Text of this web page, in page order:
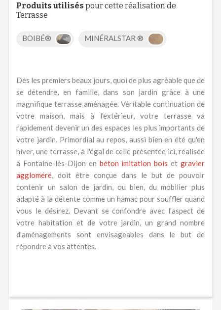
Produits utilisés pour cette réalisation de
Terrasse
BOIBÉ® MINÉRALSTAR ®
Dès les premiers beaux jours, quoi de plus agréable que de
se détendre, en famille, dans son jardin grâce à une
magnifique terrasse aménagée. Véritable continuation de
votre maison, mais à l'extérieur, votre terrasse va
rapidement devenir un des espaces les plus importants de
votre jardin. Primordial au repos, aussi bien en été qu'en
hiver, une terrasse, à l'égal de celle présentée ici, réalisée
à Fontaine-lès-Dijon en béton imitation bois etgravier
aggloméré, doit être conçue dans le but de pouvoir
contenir un salon de jardin, ou bien, du mobilier plus
adapté à la détente comme un hamac pour souffler quand
vous le désirez. Devant se confondre avec l'aspect de
votre habitation et de votre jardin, un grand nombre
d'aménagements sont envisageables dans le but de
répondre à vos attentes.